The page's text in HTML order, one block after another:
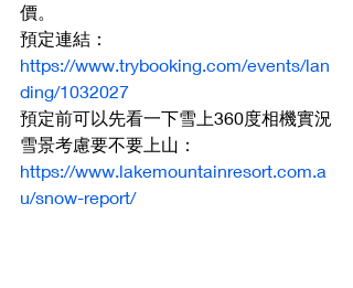
價。
預定連結：
https://www.trybooking.com/events/lan
ding/1032027
預定前可以先看一下雪上360度相機實況
雪景考慮要不要上山：
https://www.lakemountainresort.com.a
u/snow-report/